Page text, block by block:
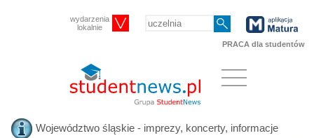
wydarzenia
lokalnie
PRACA dla studentów
Województwo śląskie - imprezy, koncerty, informacje